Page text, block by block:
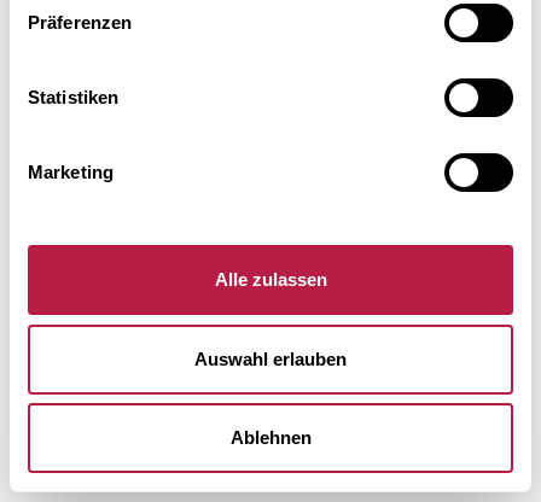
Präferenzen
Statistiken
Marketing
Alle zulassen
Auswahl erlauben
Ablehnen